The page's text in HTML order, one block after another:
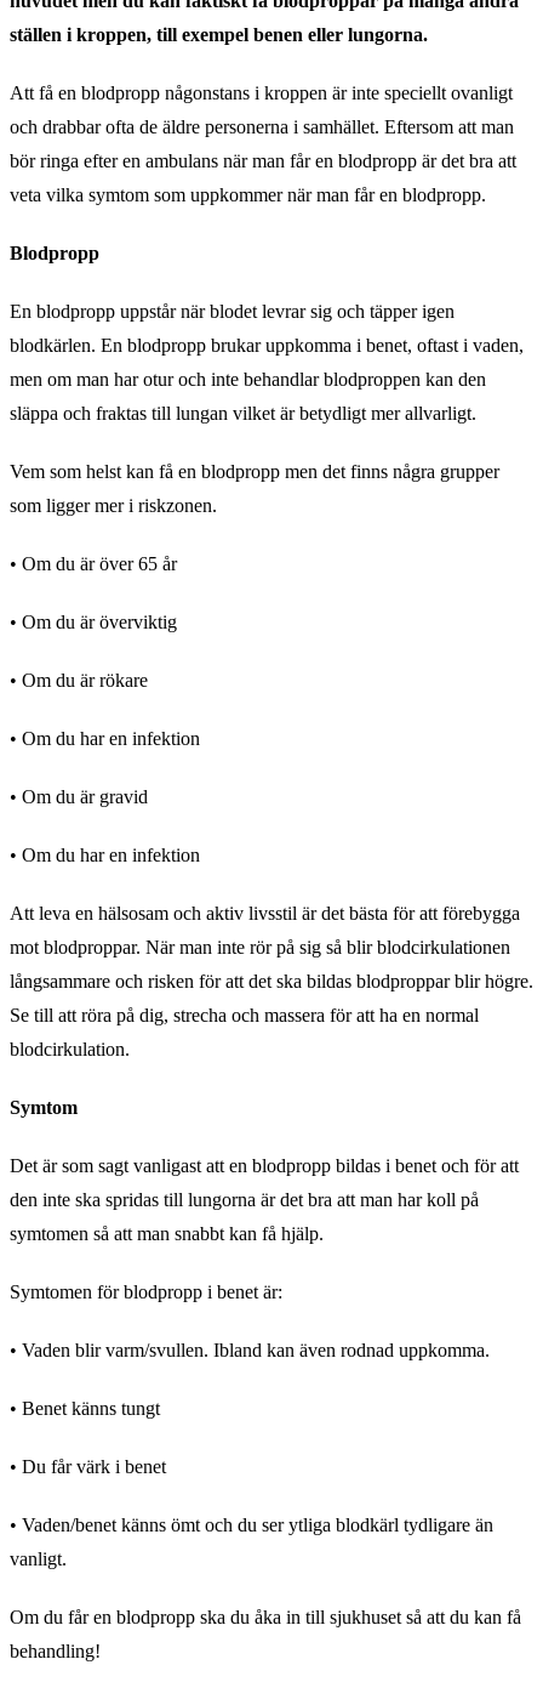
ställen i kroppen, till exempel benen eller lungorna.
Att få en blodpropp någonstans i kroppen är inte speciellt ovanligt
och drabbar ofta de äldre personerna i samhället. Eftersom att man
bör ringa efter en ambulans när man får en blodpropp är det bra att
veta vilka symtom som uppkommer när man får en blodpropp.
Blodpropp
En blodpropp uppstår när blodet levrar sig och täpper igen
blodkärlen. En blodpropp brukar uppkomma i benet, oftast i vaden,
men om man har otur och inte behandlar blodproppen kan den
släppa och fraktas till lungan vilket är betydligt mer allvarligt.
Vem som helst kan få en blodpropp men det finns några grupper
som ligger mer i riskzonen.
• Om du är över 65 år
• Om du är överviktig
• Om du är rökare
• Om du har en infektion
• Om du är gravid
• Om du har en infektion
Att leva en hälsosam och aktiv livsstil är det bästa för att förebygga
mot blodproppar. När man inte rör på sig så blir blodcirkulationen
långsammare och risken för att det ska bildas blodproppar blir högre.
Se till att röra på dig, strecha och massera för att ha en normal
blodcirkulation.
Symtom
Det är som sagt vanligast att en blodpropp bildas i benet och för att
den inte ska spridas till lungorna är det bra att man har koll på
symtomen så att man snabbt kan få hjälp.
Symtomen för blodpropp i benet är:
• Vaden blir varm/svullen. Ibland kan även rodnad uppkomma.
• Benet känns tungt
• Du får värk i benet
• Vaden/benet känns ömt och du ser ytliga blodkärl tydligare än
vanligt.
Om du får en blodpropp ska du åka in till sjukhuset så att du kan få
behandling!